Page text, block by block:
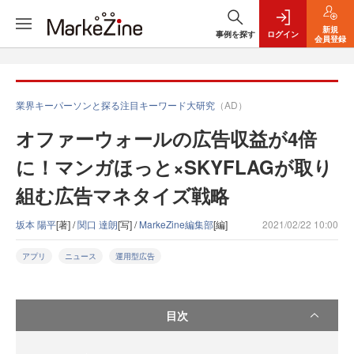
事例を探す ログイン
新規
会員登録
業界キーパーソンと探る注目キーワード大研究 （AD）
オファーウォールの広告収益が4倍
に！マンガほっと×SKYFLAGが取り
組む広告マネタイズ戦略
坂本 陽平[著] /関口 達朗[写] /MarkeZine編集部[編] 2021/02/22 10:00
アプリ ニュース 運用型広告
目次